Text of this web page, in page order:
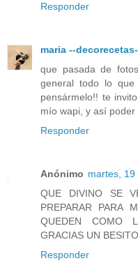
Responder
maria --
que pasada de
general todo lo
pensármelo!! te
mío wapi, y así
Responder
Anónimo martes, 19
QUE DIVINO SE
PREPARAR PARA
QUEDEN COMO
GRACIAS UN BESITO
Responder